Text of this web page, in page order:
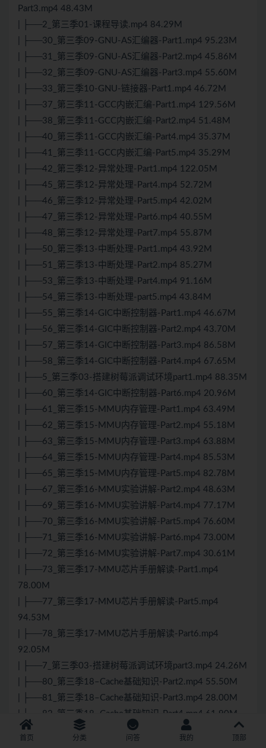
Part3.mp4 48.43M
| ├──2_第三季01-课程导读.mp4 84.29M
| ├──30_第三季09-GNU-AS汇编器-Part1.mp4 95.23M
| ├──31_第三季09-GNU-AS汇编器-Part2.mp4 45.86M
| ├──32_第三季09-GNU-AS汇编器-Part3.mp4 55.60M
| ├──33_第三季10-GNU-链接器-Part1.mp4 46.72M
| ├──37_第三季11-GCC内嵌汇编-Part1.mp4 129.56M
| ├──38_第三季11-GCC内嵌汇编-Part2.mp4 51.48M
| ├──40_第三季11-GCC内嵌汇编-Part4.mp4 35.37M
| ├──41_第三季11-GCC内嵌汇编-Part5.mp4 35.29M
| ├──42_第三季12-异常处理-Part1.mp4 122.05M
| ├──45_第三季12-异常处理-Part4.mp4 52.72M
| ├──46_第三季12-异常处理-Part5.mp4 42.02M
| ├──47_第三季12-异常处理-Part6.mp4 40.55M
| ├──48_第三季12-异常处理-Part7.mp4 55.87M
| ├──50_第三季13-中断处理-Part1.mp4 43.92M
| ├──51_第三季13-中断处理-Part2.mp4 85.27M
| ├──53_第三季13-中断处理-Part4.mp4 91.16M
| ├──54_第三季13-中断处理-part5.mp4 43.84M
| ├──55_第三季14-GIC中断控制器-Part1.mp4 46.67M
| ├──56_第三季14-GIC中断控制器-Part2.mp4 43.70M
| ├──57_第三季14-GIC中断控制器-Part3.mp4 86.58M
| ├──58_第三季14-GIC中断控制器-Part4.mp4 67.65M
| ├──5_第三季03-搭建树莓派调试环境part1.mp4 88.35M
| ├──60_第三季14-GIC中断控制器-Part6.mp4 20.96M
| ├──61_第三季15-MMU内存管理-Part1.mp4 63.49M
| ├──62_第三季15-MMU内存管理-Part2.mp4 55.18M
| ├──63_第三季15-MMU内存管理-Part3.mp4 63.88M
| ├──64_第三季15-MMU内存管理-Part4.mp4 85.53M
| ├──65_第三季15-MMU内存管理-Part5.mp4 82.78M
| ├──67_第三季16-MMU实验讲解-Part2.mp4 48.63M
| ├──69_第三季16-MMU实验讲解-Part4.mp4 77.17M
| ├──70_第三季16-MMU实验讲解-Part5.mp4 76.60M
| ├──71_第三季16-MMU实验讲解-Part6.mp4 73.00M
| ├──72_第三季16-MMU实验讲解-Part7.mp4 30.61M
| ├──73_第三季17-MMU芯片手册解读-Part1.mp4
78.00M
| ├──77_第三季17-MMU芯片手册解读-Part5.mp4
94.53M
| ├──78_第三季17-MMU芯片手册解读-Part6.mp4
92.05M
| ├──7_第三季03-搭建树莓派调试环境part3.mp4 24.26M
| ├──80_第三季18–Cache基础知识-Part2.mp4 55.50M
| ├──81_第三季18–Cache基础知识-Part3.mp4 28.00M
| ├──82_第三季18–Cache基础知识-Part4.mp4 61.90M
| ├──83_第三季18–Cache基础知识-Part5.mp4 67.78M
首页 分类 问答 我的 顶部